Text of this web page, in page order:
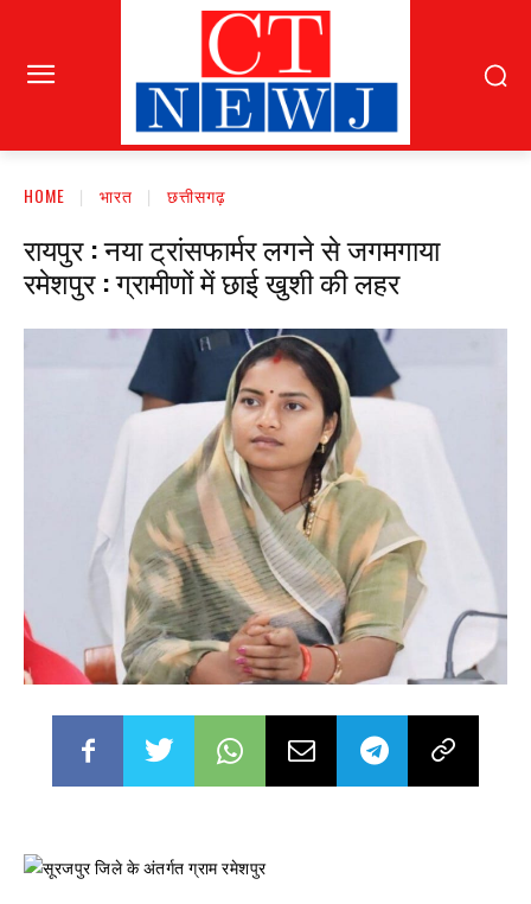
HOME भारत छत्तीसगढ़
रायपुर : नया ट्रांसफार्मर लगने से जगमगाया
रमेशपुर : ग्रामीणों में छाई खुशी की लहर